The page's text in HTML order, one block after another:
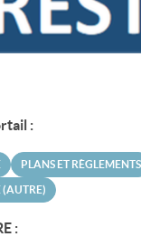
:
PLANS ET RÈGLEMENTS
(AUTRE)
: